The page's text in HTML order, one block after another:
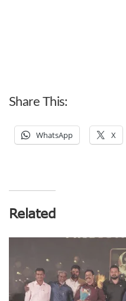
Share This:
WhatsApp X
Related